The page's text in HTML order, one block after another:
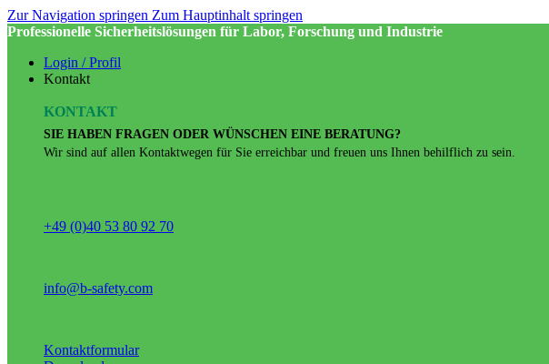
Zur Navigation springen Zum Hauptinhalt springen
Professionelle Sicherheitslösungen für Labor, Forschung und Industrie
Login / Profil
Kontakt
KONTAKT
SIE HABEN FRAGEN ODER WÜNSCHEN EINE BERATUNG?
Wir sind auf allen Kontaktwegen für Sie erreichbar und freuen uns Ihnen behilflich zu sein.
+49 (0)40 53 80 92 70
info@b-safety.com
Kontaktformular